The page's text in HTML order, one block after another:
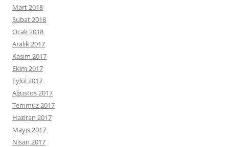
Mart 2018
Şubat 2018
Ocak 2018
Aralık 2017
Kasım 2017
Ekim 2017
Eylül 2017
Ağustos 2017
Temmuz 2017
Haziran 2017
Mayıs 2017
Nisan 2017